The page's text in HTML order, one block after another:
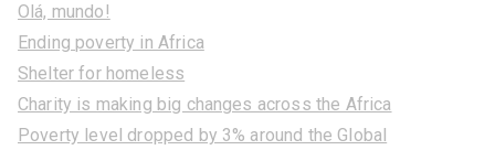
Olá, mundo!
Ending poverty in Africa
Shelter for homeless
Charity is making big changes across the Africa
Poverty level dropped by 3% around the Global